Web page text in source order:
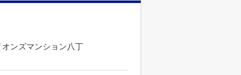
ンズマンション八丁